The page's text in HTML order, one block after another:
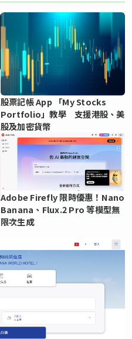
股票記帳 App 「My Stocks
Portfolio」教學 支援港股、美
股及加密貨幣
Adobe Firefly 限時優惠！Nano
Banana、Flux.2 Pro 等模型無
限次生成